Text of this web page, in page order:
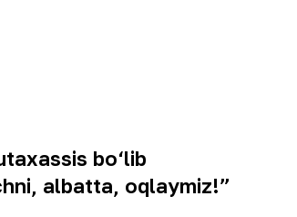
bo‘lib
albatta, oqlaymiz!”